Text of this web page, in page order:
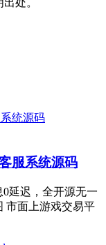
服系统源码
延迟，全开源无一
市面上游戏交易平